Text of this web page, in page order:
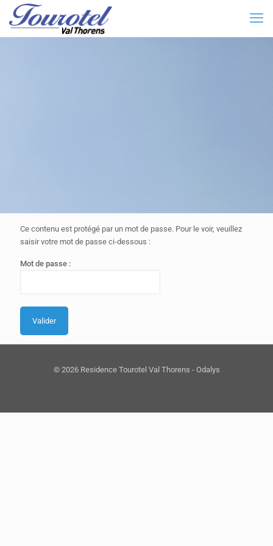
Ce contenu est protégé par un mot de passe. Pour le voir, veuillez
saisir votre mot de passe ci-dessous :
Mot de passe :
© 2026 Residence Tourotel Val Thorens - Odalys